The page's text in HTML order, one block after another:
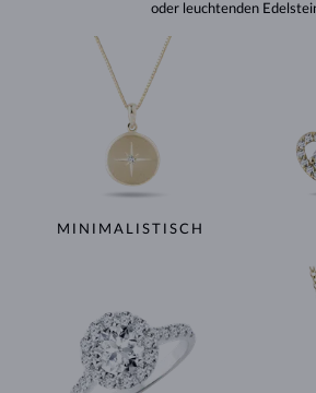
oder leuchtenden
MINIMALISTISCH